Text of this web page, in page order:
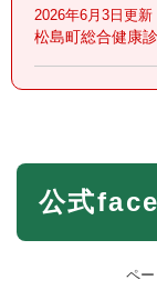
2026年6月3日更新
松島町総合健康
本
公式
ペ